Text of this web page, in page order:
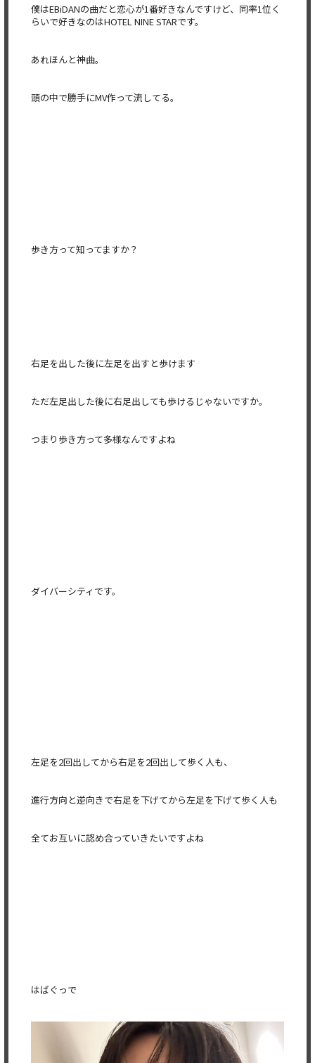
僕はEBiDANの曲だと恋心が1番好きなんですけど、 同率1位く
らいで好きなのはHOTEL NINE STARです。
あれほんと神曲。
頭の中で勝手にMV作って流してる。
歩き方って知ってますか？
右足を出した後に左足を出すと歩けます
ただ左足出した後に右足出しても歩けるじゃないですか。
つまり歩き方って多様なんですよね
ダイバーシティです。
左足を2回出してから右足を2回出して歩く人も、
進行方向と逆向きで右足を下げてから左足を下げて歩く人も
全てお互いに認め合っていきたいですよね
はばぐっで